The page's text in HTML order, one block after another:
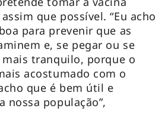
que possível. “Eu acho
para prevenir que as
e, se pegar ou se
tranquilo, porque o
acostumado com o
que é bem útil e
nossa população”,